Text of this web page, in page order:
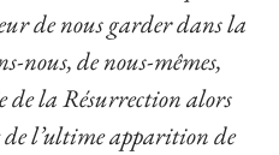
de nous garder dans la
nous, de nous-mêmes,
de la Résurrection alors
de l’ultime apparition de